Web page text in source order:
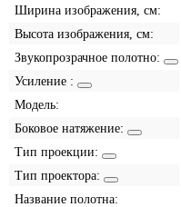
Ширина изображения, см:
Высота изображения, см:
Звукопрозрачное полотно:
Усиление :
Модель:
Боковое натяжение:
Тип проекции:
Тип проектора:
Название полотна: